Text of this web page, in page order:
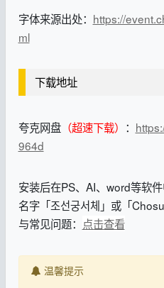
字体来源出处： https://
ml
下载地址
夸克网盘（超速下载） ：
964d
安装后在PS、AI、word等软
名字「조선궁서체」或「
与常见问题： 点击查看
温馨提示